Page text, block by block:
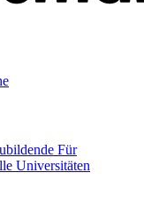
Für
Universitäten